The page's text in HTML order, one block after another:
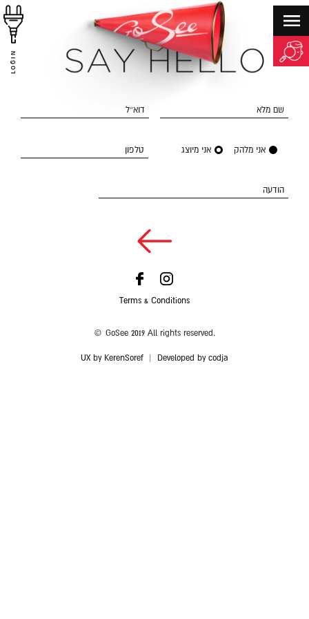
LOGIN
שם מלא דוא״ל
אני מלהק אני מיוצג טלפון
הודעה
Terms & Conditions
© GoSee 2019 All rights reserved.
UX by KerenSoref Developed by codja